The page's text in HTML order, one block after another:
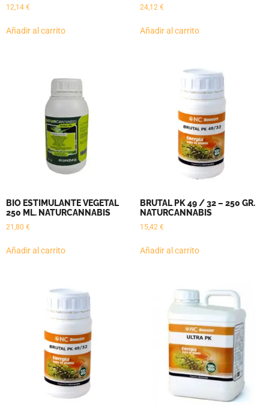
12,14 €
Añadir al carrito
24,12 €
Añadir al carrito
BIO ESTIMULANTE VEGETAL
250 ML. NATURCANNABIS
21,80 €
Añadir al carrito
BRUTAL PK 49 / 32 – 250 GR.
NATURCANNABIS
15,42 €
Añadir al carrito